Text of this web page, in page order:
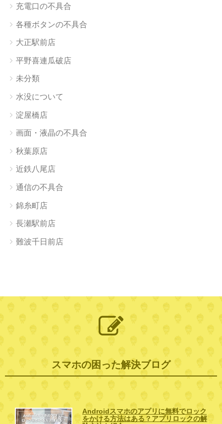
充電口の不具合
各種ボタンの不具合
大正駅前店
平野喜連瓜破店
未分類
水没について
淀屋橋店
画面・液晶の不具合
秋葉原店
近鉄八尾店
通信の不具合
錦糸町店
長瀬駅前店
難波千日前店
スマホの困った解決ブログ
Androidスマホのアプリに無料でロック
をかける方法はある？アプリロックの解